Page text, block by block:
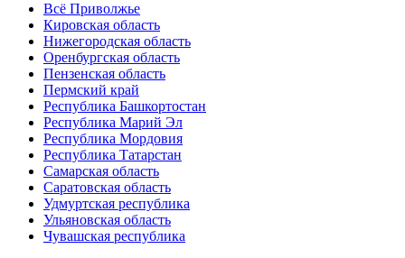
Всё Приволжье
Кировская область
Нижегородская область
Оренбургская область
Пензенская область
Пермский край
Республика Башкортостан
Республика Марий Эл
Республика Мордовия
Республика Татарстан
Самарская область
Саратовская область
Удмуртская республика
Ульяновская область
Чувашская республика